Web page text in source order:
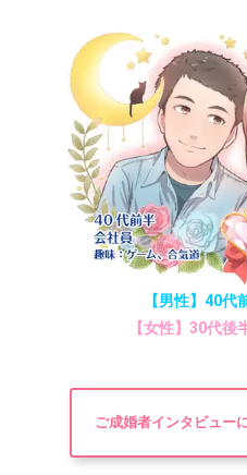
【男性】40代
【女性】30代後
ご成婚者インタビュー